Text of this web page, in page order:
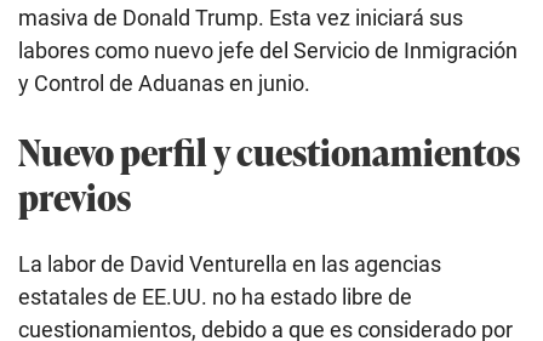
masiva de Donald Trump. Esta vez iniciará sus
labores como nuevo jefe del Servicio de Inmigración
y Control de Aduanas en junio.
Nuevo perfil y cuestionamientos
previos
La labor de David Venturella en las agencias
estatales de EE.UU. no ha estado libre de
cuestionamientos, debido a que es considerado por